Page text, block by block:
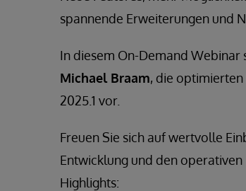
spannende Erweiterungen und
In diesem On-Demand Webinar
Michael Braam, die optimierten
2025.1 vor.
Freuen Sie sich auf wertvolle
Entwicklung und den
Highlights: